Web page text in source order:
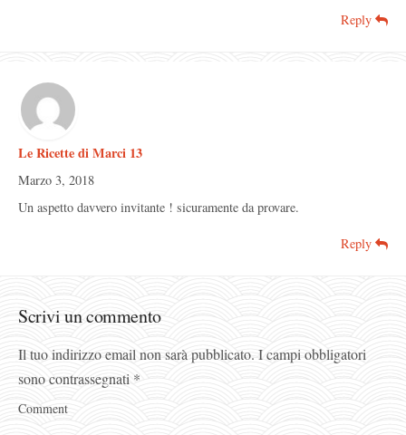
Reply
Le Ricette di Marci 13
Marzo 3, 2018
Un aspetto davvero invitante ! sicuramente da provare.
Reply
Scrivi un commento
Il tuo indirizzo email non sarà pubblicato. I campi obbligatori
sono contrassegnati *
Comment